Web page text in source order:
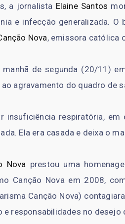
a jornalista Elaine Santos
e infecção generalizada. O
Nova, emissora católica
manhã de segunda (20/11)
agravamento do quadro de
insuficiência respiratória,
Ela era casada e deixa o
Nova prestou uma
Canção Nova em 2008,
Canção Nova)
responsabilidades no desejo